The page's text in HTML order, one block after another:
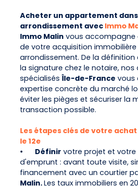
Acheter un appartement dans
arrondissement avec Immo
Immo Malin vous accompagne
de votre acquisition immobilière
arrondissement. De la
la signature chez le notaire, nos
spécialisés Île-de-France vous
expertise concrète du marché
éviter les pièges et sécuriser la
transaction possible.
Les étapes clés de votre
le 12e
•
Définir votre projet et
d'emprunt : avant toute visite,
financement avec un courtier
Malin.Les taux immobiliers en